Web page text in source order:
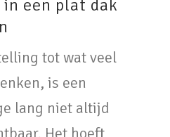
in een plat dak
tot wat veel
is een
lang niet altijd
Het hoeft